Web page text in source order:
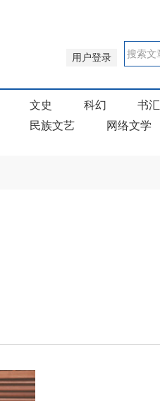
用户登录
文史 科幻 书汇
民族文艺 网络文学